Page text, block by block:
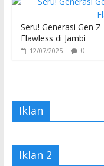
Seru! Generasi Gen
Flawless di Jambi
12/07/2025 0
Iklan
Iklan 2